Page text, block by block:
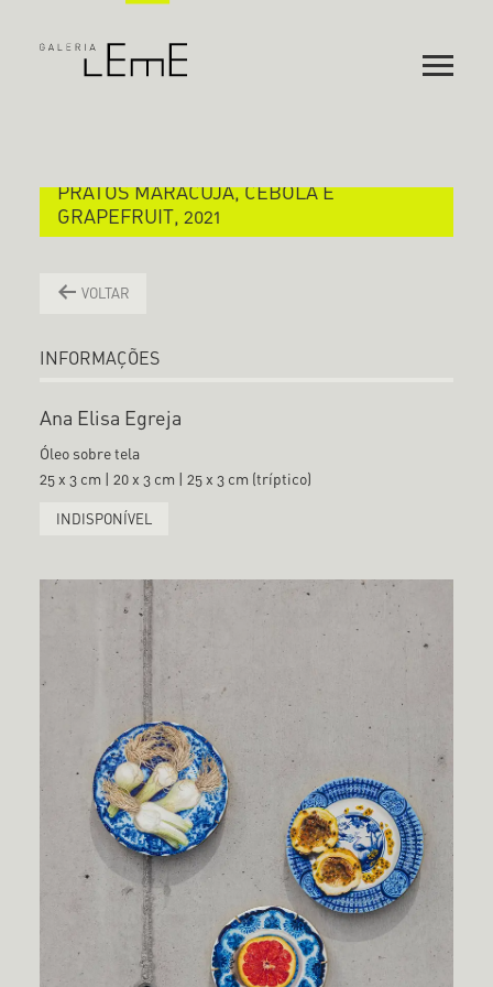
PRATOS MARACUJÁ, CEBOLA E
GRAPEFRUIT, 2021
VOLTAR
INFORMAÇÕES
Ana Elisa Egreja
Óleo sobre tela
25 x 3 cm | 20 x 3 cm | 25 x 3 cm (tríptico)
INDISPONÍVEL